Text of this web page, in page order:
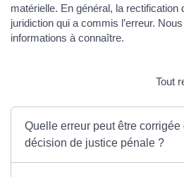
matérielle. En général, la rectification
juridiction qui a commis l’erreur.
informations à connaître.
Tout
Quelle erreur peut être corrigée
décision de justice pénale ?